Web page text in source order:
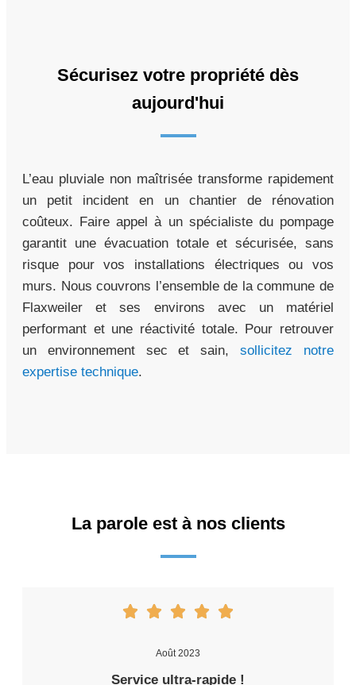
Sécurisez votre propriété dès
aujourd'hui
L’eau pluviale non maîtrisée transforme rapidement
un petit incident en un chantier de rénovation
coûteux. Faire appel à un spécialiste du pompage
garantit une évacuation totale et sécurisée, sans
risque pour vos installations électriques ou vos
murs. Nous couvrons l’ensemble de la commune de
Flaxweiler et ses environs avec un matériel
performant et une réactivité totale. Pour retrouver
un environnement sec et sain,sollicitez notre
expertise technique.
La parole est à nos clients
Août 2023
Service ultra-rapide !